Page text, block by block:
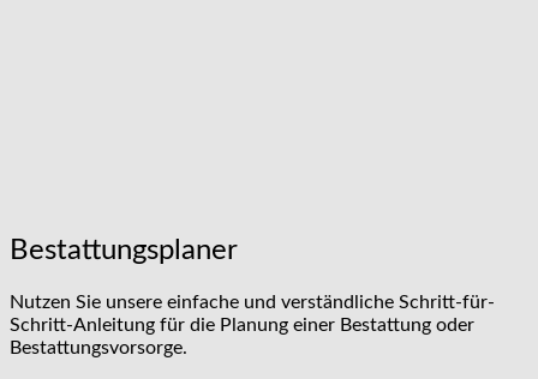
Bestattungsplaner
Nutzen Sie unsere einfache und verständliche Schritt-für-
Schritt-Anleitung für die Planung einer Bestattung oder
Bestattungsvorsorge.